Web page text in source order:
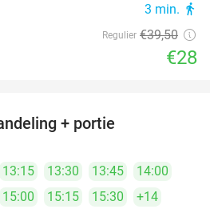
3 min. directions_walk
Regulier €39,50
€28
+ portie
13:15 13:30 13:45
14:00
15:00 15:15 15:30
+14